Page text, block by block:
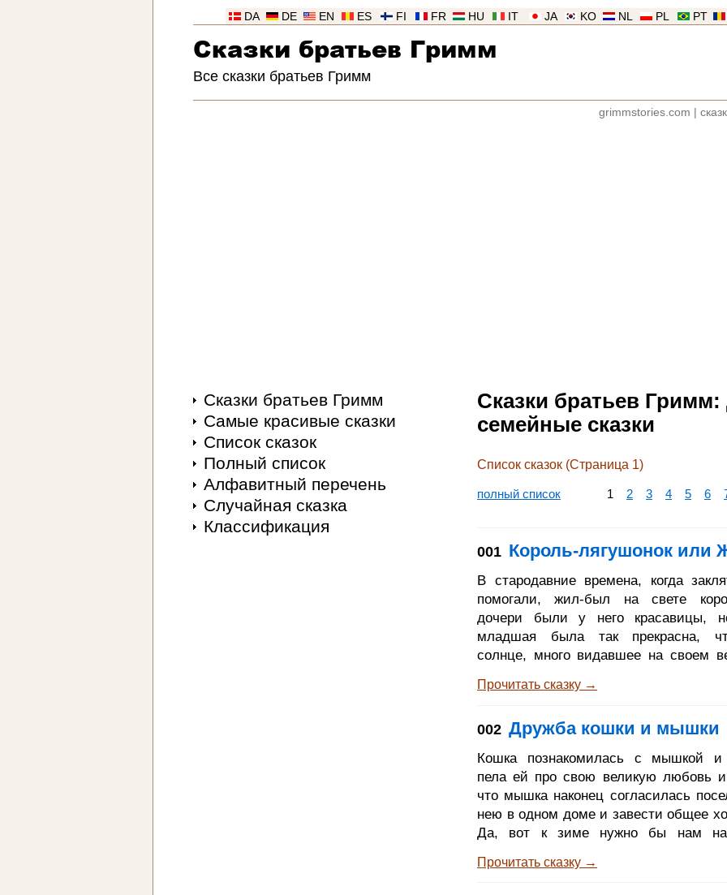
PT
PL
NL
KO
JA
IT
HU
FR
FI
ES
EN
DE
DA
Сказки братьев Гримм
Все сказки братьев Гримм
grimmstories.com
Сказки братьев Гримм
Самые красивые сказки
Список сказок
Полный список
Алфавитный перечень
Случайная сказка
Классификация
Сказки братьев Гримм:
семейные сказки
Список сказок (Страница 1)
полный список 1 2 3 4 5 6
001 Король-лягушонок или
В стародавние времена, когда
помогали, жил-был на свете
дочери были у него красавицы,
младшая была так прекрасна,
солнце, много видавшее на своем
королевского замка раскинулся
липой колодец; и вот в жаркие дни
королевна выходила в лес, садилась
студёного колодца, и когда
скучно, она брала золотой мяч,
его вверх и л
Прочитать сказку →
002 Дружба кошки и мышки
Кошка познакомилась с мышкой и
пела ей про свою великую любовь
что мышка наконец согласилась
нею в одном доме и завести общее
Да, вот к зиме нужно бы нам
кошка. - Ты, мышка, не можешь
Прочитать сказку →